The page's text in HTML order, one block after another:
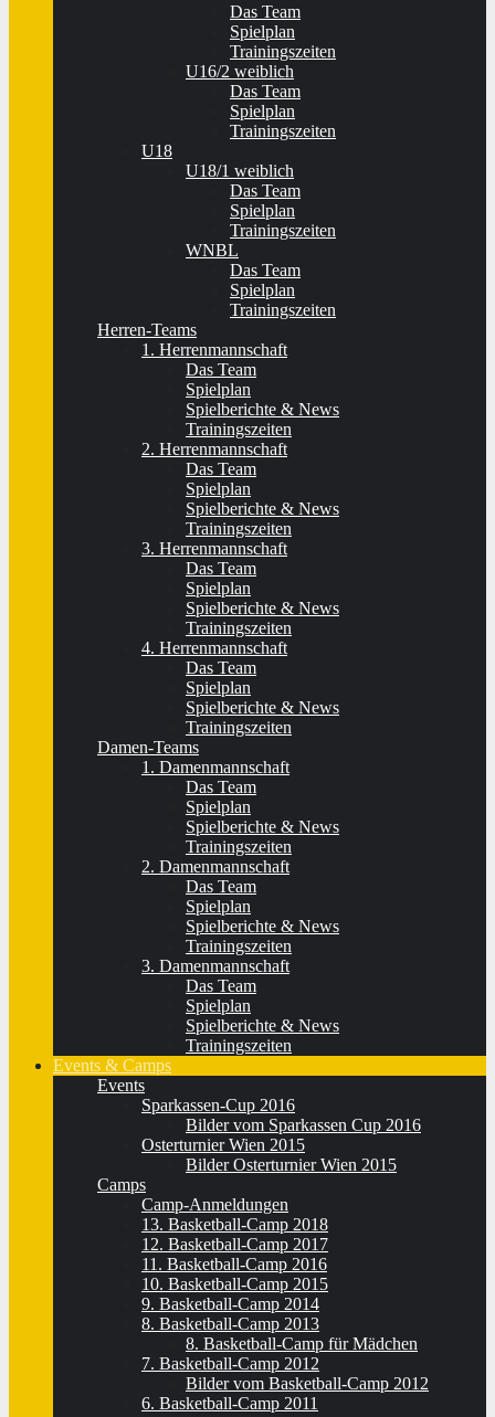
Das Team
Spielplan
Trainingszeiten
U16/2 weiblich
Das Team
Spielplan
Trainingszeiten
U18
U18/1 weiblich
Das Team
Spielplan
Trainingszeiten
WNBL
Das Team
Spielplan
Trainingszeiten
Herren-Teams
1. Herrenmannschaft
Das Team
Spielplan
Spielberichte & News
Trainingszeiten
2. Herrenmannschaft
Das Team
Spielplan
Spielberichte & News
Trainingszeiten
3. Herrenmannschaft
Das Team
Spielplan
Spielberichte & News
Trainingszeiten
4. Herrenmannschaft
Das Team
Spielplan
Spielberichte & News
Trainingszeiten
Damen-Teams
1. Damenmannschaft
Das Team
Spielplan
Spielberichte & News
Trainingszeiten
2. Damenmannschaft
Das Team
Spielplan
Spielberichte & News
Trainingszeiten
3. Damenmannschaft
Das Team
Spielplan
Spielberichte & News
Trainingszeiten
Events & Camps
Events
Sparkassen-Cup 2016
Bilder vom Sparkassen Cup 2016
Osterturnier Wien 2015
Bilder Osterturnier Wien 2015
Camps
Camp-Anmeldungen
13. Basketball-Camp 2018
12. Basketball-Camp 2017
11. Basketball-Camp 2016
10. Basketball-Camp 2015
9. Basketball-Camp 2014
8. Basketball-Camp 2013
8. Basketball-Camp für Mädchen
7. Basketball-Camp 2012
Bilder vom Basketball-Camp 2012
6. Basketball-Camp 2011